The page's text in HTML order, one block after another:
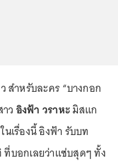
สำหรับละคร “บางกอก
ว อิงฟ้า วราหะมิสแก
เรื่องนี้ อิงฟ้า รับบท
บอกเลยว่าแซ่บสุดๆ ทั้ง